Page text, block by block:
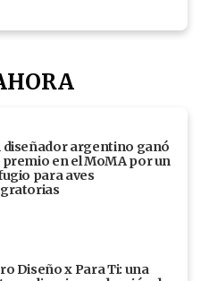
diseñador argentino ganó
premio en el MoMA por un
para aves
Diseño x Para Ti: una